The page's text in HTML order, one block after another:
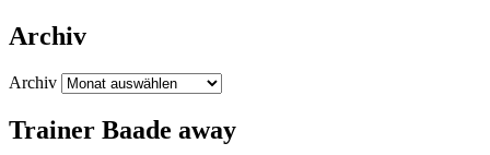
Archiv
Archiv
Trainer Baade away